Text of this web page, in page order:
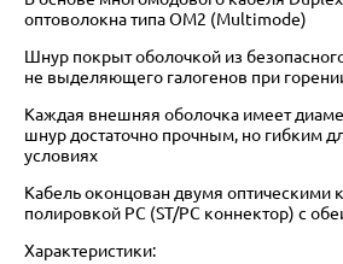
оптоволокна типа OM2 (Multimode)
Шнур покрыт оболочкой из
не выделяющего галогенов при
Каждая внешняя оболочка имеет
шнур достаточно прочным, но гибким
условиях
Кабель оконцован двумя оптическими
полировкой PC (ST/PC коннектор) с
Характеристики: